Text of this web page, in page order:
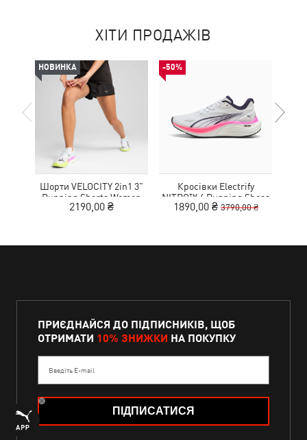
ХІТИ ПРОДАЖІВ
НОВИНКА
Шорти VELOCITY 2in1 3"
Running Shorts Women
2190,00 ₴
-50%
Кросівки Electrify
NITRO™ 4 Running Shoes
Youth
1890,00 ₴ 3790,00 ₴
ПРИЄДНАЙСЯ ДО ПІДПИСНИКІВ, ЩОБ
ОТРИМАТИ 10% ЗНИЖКИ НА ПОКУПКУ
Введіть E-mail
ПІДПИСАТИСЯ